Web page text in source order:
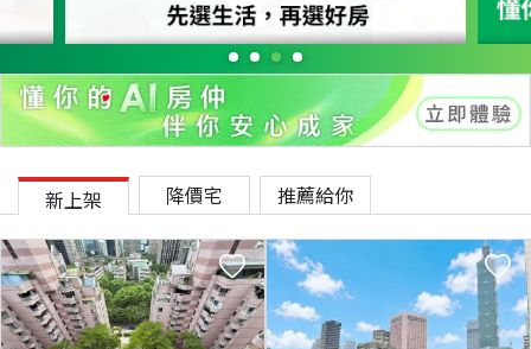
新上架 降價宅 推薦給你